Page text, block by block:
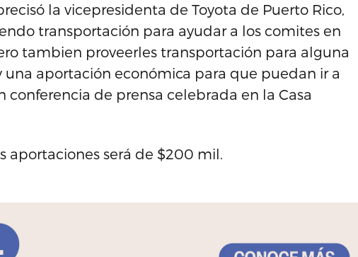
la vicepresidenta de Toyota de Puerto Rico,
transportación para ayudar a los comites en
tambien proveerles transportación para alguna
aportación económica para que puedan ir a
conferencia de prensa celebrada en la Casa
aportaciones será de $200 mil.